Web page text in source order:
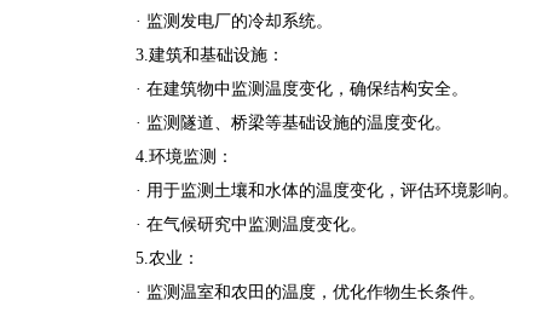
· 监测发电厂的冷却系统。
3.建筑和基础设施：
· 在建筑物中监测温度变化，确保结构安全。
· 监测隧道、桥梁等基础设施的温度变化。
4.环境监测：
· 用于监测土壤和水体的温度变化，评估环境影响。
· 在气候研究中监测温度变化。
5.农业：
· 监测温室和农田的温度，优化作物生长条件。